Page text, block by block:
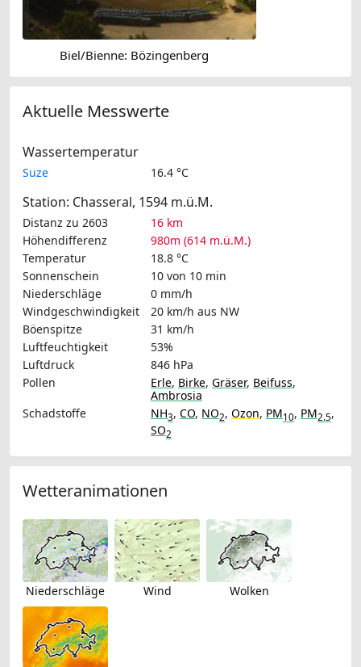
Biel/Bienne: Bözingenberg
Aktuelle Messwerte
Wassertemperatur
Suze 16.4 °C
Station: Chasseral, 1594 m.ü.M.
Distanz zu 2603
16 km
Höhendifferenz
980m (614 m.ü.M.)
Temperatur
18.8 °C
Sonnenschein
10 von 10 min
Niederschläge
0 mm/h
Windgeschwindigkeit
20 km/h aus NW
Böenspitze
31 km/h
Luftfeuchtigkeit
53%
Luftdruck
846 hPa
Pollen
Erle, Birke, Gräser, Beifuss,
Ambrosia
Schadstoffe
NH3, CO, NO2, Ozon, PM10, PM2.5,
SO2
Wetteranimationen
Niederschläge Wind Wolken